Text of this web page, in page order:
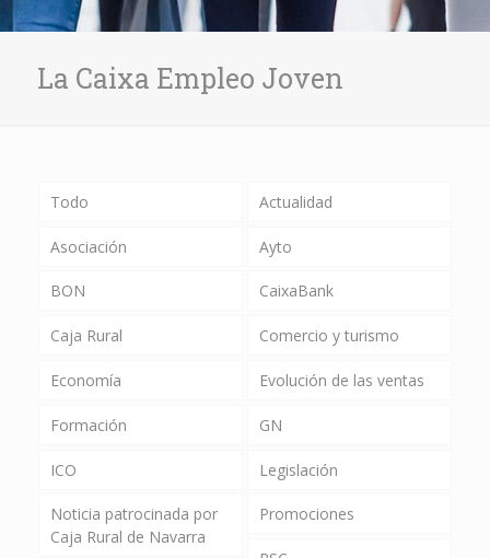
La Caixa Empleo Joven
Todo Actualidad
Asociación Ayto
BON CaixaBank
Caja Rural Comercio y turismo
Economía Evolución de las ventas
Formación GN
ICO Legislación
Noticia patrocinada por
Caja Rural de Navarra
Promociones